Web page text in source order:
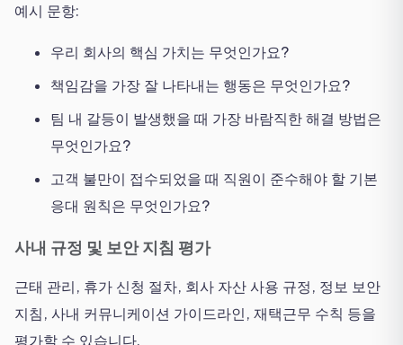
예시 문항:
우리 회사의 핵심 가치는 무엇인가요?
책임감을 가장 잘 나타내는 행동은 무엇인가요?
팀 내 갈등이 발생했을 때 가장 바람직한 해결 방법은
무엇인가요?
고객 불만이 접수되었을 때 직원이 준수해야 할 기본
응대 원칙은 무엇인가요?
사내 규정 및 보안 지침 평가
근태 관리, 휴가 신청 절차, 회사 자산 사용 규정, 정보 보안
지침, 사내 커뮤니케이션 가이드라인, 재택근무 수칙 등을
평가할 수 있습니다.